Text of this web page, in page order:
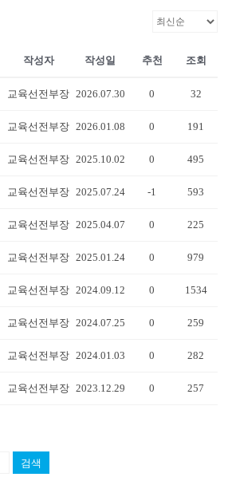
작성자 작성일 추천 조회
교육선전부장 2026.07.30 0 32
교육선전부장 2026.01.08 0 191
교육선전부장 2025.10.02 0 495
교육선전부장 2025.07.24 -1 593
교육선전부장 2025.04.07 0 225
교육선전부장 2025.01.24 0 979
교육선전부장 2024.09.12 0 1534
교육선전부장 2024.07.25 0 259
교육선전부장 2024.01.03 0 282
교육선전부장 2023.12.29 0 257
검색